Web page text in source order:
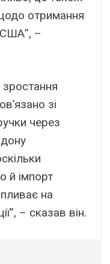
отримання
США”, –
зі
через
й імпорт
на
– сказав він.